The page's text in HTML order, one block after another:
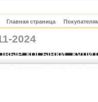
Главная страница
2024
косынки,
купить